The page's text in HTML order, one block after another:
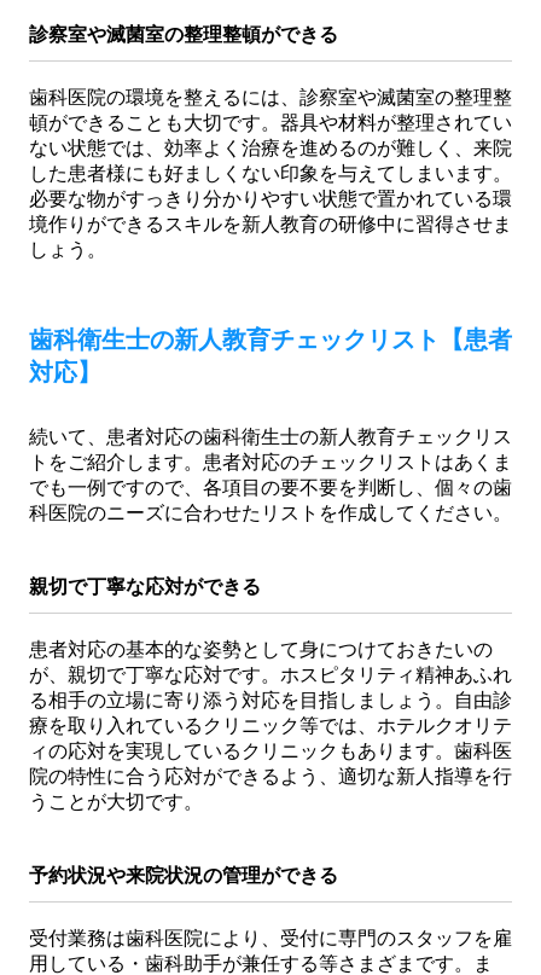
診察室や滅菌室の整理整頓ができる
歯科医院の環境を整えるには、診察室や滅菌室の整理整
頓ができることも大切です。器具や材料が整理されてい
ない状態では、効率よく治療を進めるのが難しく、来院
した患者様にも好ましくない印象を与えてしまいます。
必要な物がすっきり分かりやすい状態で置かれている環
境作りができるスキルを新人教育の研修中に習得させま
しょう。
歯科衛生士の新人教育チェックリスト【患者
対応】
続いて、患者対応の歯科衛生士の新人教育チェックリス
トをご紹介します。患者対応のチェックリストはあくま
でも一例ですので、各項目の要不要を判断し、個々の歯
科医院のニーズに合わせたリストを作成してください。
親切で丁寧な応対ができる
患者対応の基本的な姿勢として身につけておきたいの
が、親切で丁寧な応対です。ホスピタリティ精神あふれ
る相手の立場に寄り添う対応を目指しましょう。自由診
療を取り入れているクリニック等では、ホテルクオリテ
ィの応対を実現しているクリニックもあります。歯科医
院の特性に合う応対ができるよう、適切な新人指導を行
うことが大切です。
予約状況や来院状況の管理ができる
受付業務は歯科医院により、受付に専門のスタッフを雇
用している・歯科助手が兼任する等さまざまです。ま